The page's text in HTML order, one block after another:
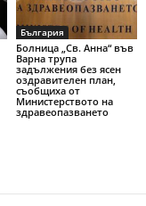
България
Болница „Св. Анна“ във
Варна трупа
задължения без ясен
оздравителен план,
съобщиха от
Министерството на
здравеопазването